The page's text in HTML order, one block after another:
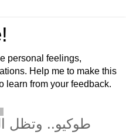
personal feelings,
Help me to make this
learn from your feedback.
طوكيو.. وتظل